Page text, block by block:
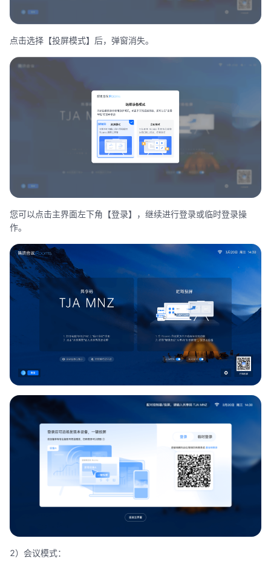
点击选择【投屏模式】后，弹窗消失。
您可以点击主界面左下角【登录】，继续进行登录或临时登录操
作。
2）会议模式：